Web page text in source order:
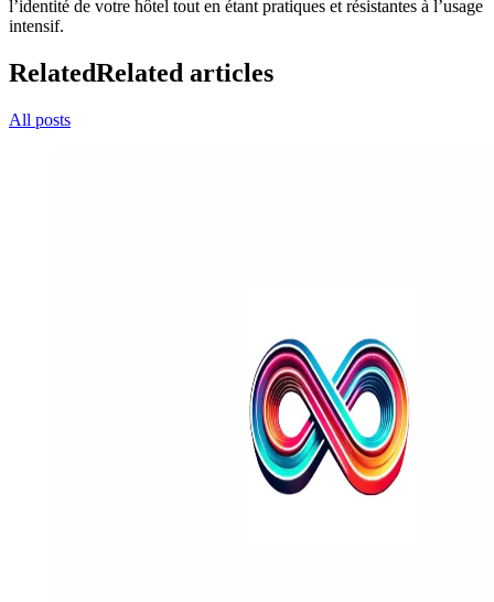
l’identité de votre hôtel tout en étant pratiques et résistantes à l’usage
intensif.
RelatedRelated articles
All posts